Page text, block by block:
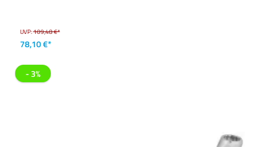
UVP:109,48 €*
78,10 €*
- 3%